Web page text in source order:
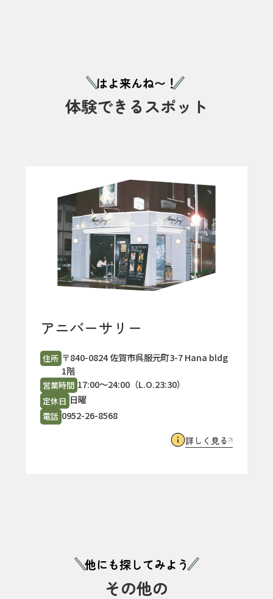
はよ来んね〜！
体験できるスポット
アニバーサリー
住所 〒840-0824 佐賀市呉服元町3-7 Hana bldg
1階
営業時間 17:00～24:00（L.O.23:30）
定休日 日曜
電話 0952-26-8568
詳しく見る
他にも探してみよう
その他の